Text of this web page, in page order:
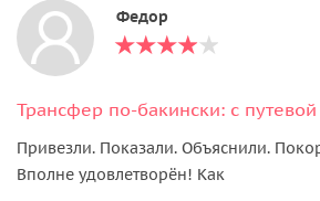
Федор
Привезли. Показали. Объяснили.
Вполне удовлетворён! Как